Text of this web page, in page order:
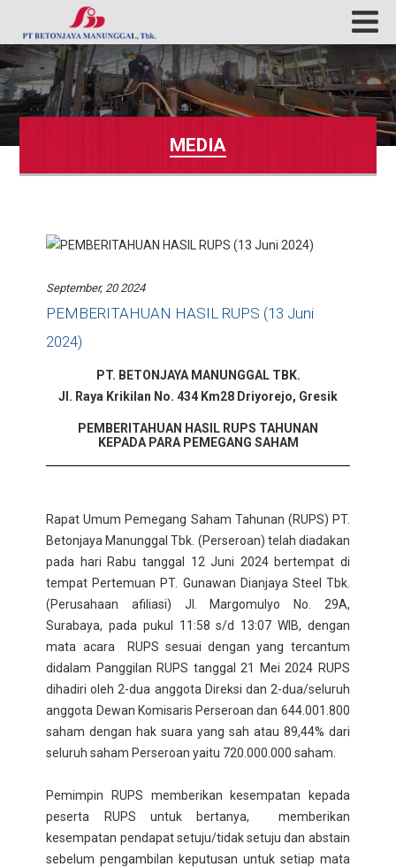
MEDIA
September, 20 2024
PEMBERITAHUAN HASIL RUPS (13 Juni
2024)
PT. BETONJAYA MANUNGGAL TBK.
Jl. Raya Krikilan No. 434 Km28 Driyorejo, Gresik
PEMBERITAHUAN HASIL RUPS TAHUNAN
KEPADA PARA PEMEGANG SAHAM
Rapat Umum Pemegang Saham Tahunan (RUPS) PT.
Betonjaya Manunggal Tbk. (Perseroan) telah diadakan
pada hari Rabu tanggal 12 Juni 2024 bertempat di
tempat Pertemuan PT. Gunawan Dianjaya Steel Tbk.
(Perusahaan afiliasi) Jl. Margomulyo No. 29A,
Surabaya, pada pukul 11:58 s/d 13:07 WIB, dengan
mata acara RUPS sesuai dengan yang tercantum
didalam Panggilan RUPS tanggal 21 Mei 2024 RUPS
dihadiri oleh 2-dua anggota Direksi dan 2-dua/seluruh
anggota Dewan Komisaris Perseroan dan 644.001.800
saham dengan hak suara yang sah atau 89,44% dari
seluruh saham Perseroan yaitu 720.000.000 saham.
Pemimpin RUPS memberikan kesempatan kepada
peserta RUPS untuk bertanya, memberikan
kesempatan pendapat setuju/tidak setuju dan abstain
sebelum pengambilan keputusan untuk setiap mata